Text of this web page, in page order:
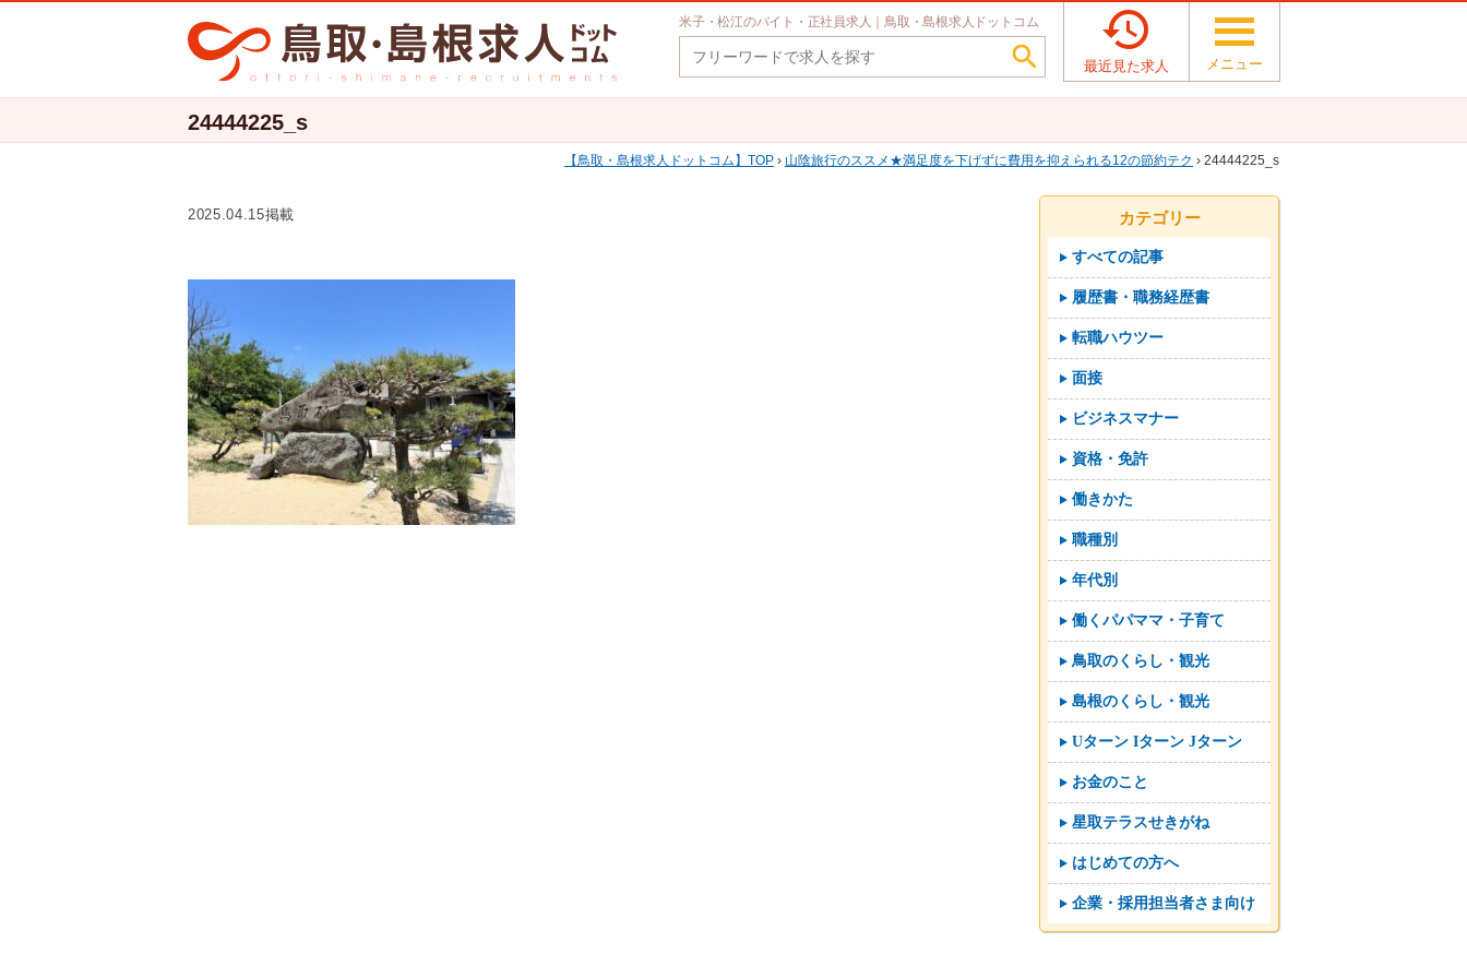
米子・松江のバイト・正社員求人｜鳥取・島根求人ドットコム


最近見た求人 メニュー
24444225_s
鳥取・島根求人ドットコム TOP › 山陰旅行のススメ★満足度を下げずに費用を抑えられる12の節約テク › 24444225_s
2025.04.15掲載 カテゴリー
すべての記事
履歴書・職務経歴書
転職ハウツー
面接
ビジネスマナー
資格・免許
働きかた
職種別
年代別
働くパパママ・子育て
鳥取のくらし・観光
島根のくらし・観光
Uターン Iターン Jターン
お金のこと
星取テラスせきがね
はじめての方へ
企業・採用担当者さま向け